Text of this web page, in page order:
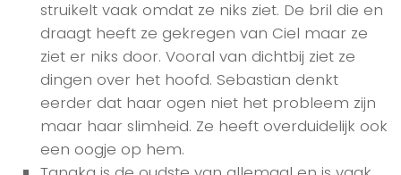
struikelt vaak omdat ze niks ziet. De bril die en
draagt heeft ze gekregen van Ciel maar ze
ziet er niks door. Vooral van dichtbij ziet ze
dingen over het hoofd. Sebastian denkt
eerder dat haar ogen niet het probleem zijn
maar haar slimheid. Ze heeft overduidelijk ook
een oogje op hem.